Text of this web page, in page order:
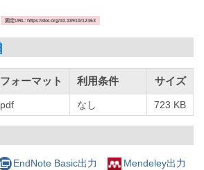
固定URL: https://doi.org/10.18910/12363
フォーマット 利用条件 サイズ
pdf なし 723 KB
EndNote Basic出力 Mendeley出力